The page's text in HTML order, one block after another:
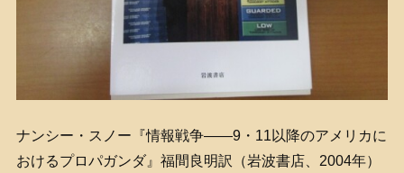
ナンシー・スノー『情報戦争――9・11以降のアメリカに
おけるプロパガンダ』福間良明訳（岩波書店、2004年）